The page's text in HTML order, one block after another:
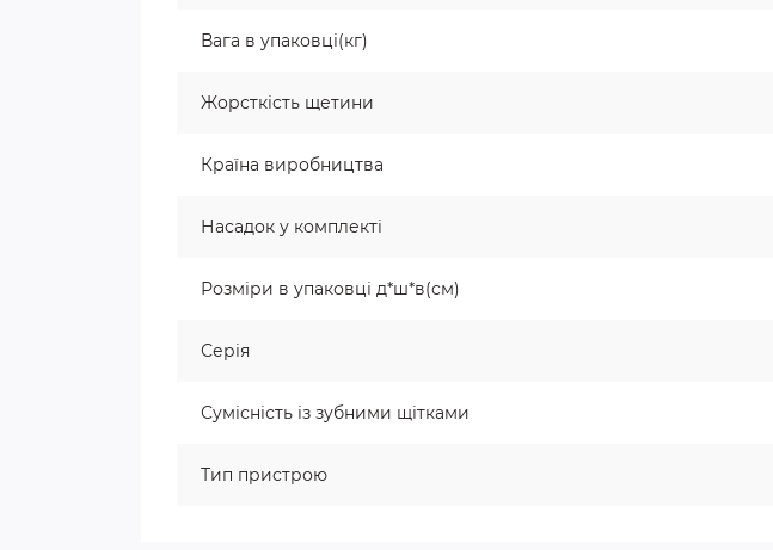
Вага в упаковці(кг)
Жорсткість щетини
Країна виробництва
Насадок у комплекті
Розміри в упаковці д*ш*в(см)
Серія
Сумісність із зубними щітками
Тип пристрою